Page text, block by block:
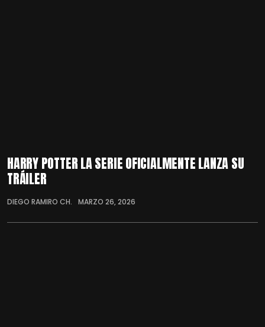
HARRY POTTER LA SERIE OFICIALMENTE LANZA SU
TRÁILER
DIEGO RAMIRO CH. MARZO 26, 2026